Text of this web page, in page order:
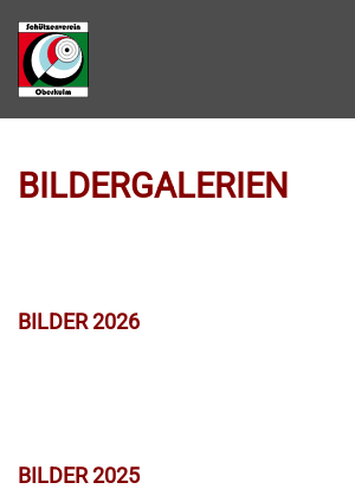
Zum Hauptinhalt springen
BILDERGALERIEN
BILDER 2026
BILDER 2025